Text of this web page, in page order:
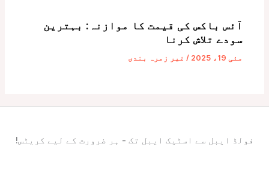
آئس باکس کی قیمت کا موازنہ: بہترین
سودے تلاش کرنا
مئی 19، 2025 / غیر زمرہ بندی
فولڈ ایبل سے اسٹیک ایبل تک - ہر ضرورت کے لیے کریٹس!